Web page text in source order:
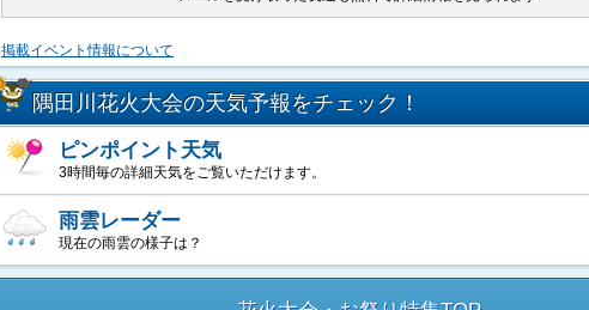
掲載イベント情報について
隅田川花火大会の天気予報をチェック！
ピンポイント天気
3時間毎の詳細天気をご覧いただけます。
雨雲レーダー
現在の雨雲の様子は？